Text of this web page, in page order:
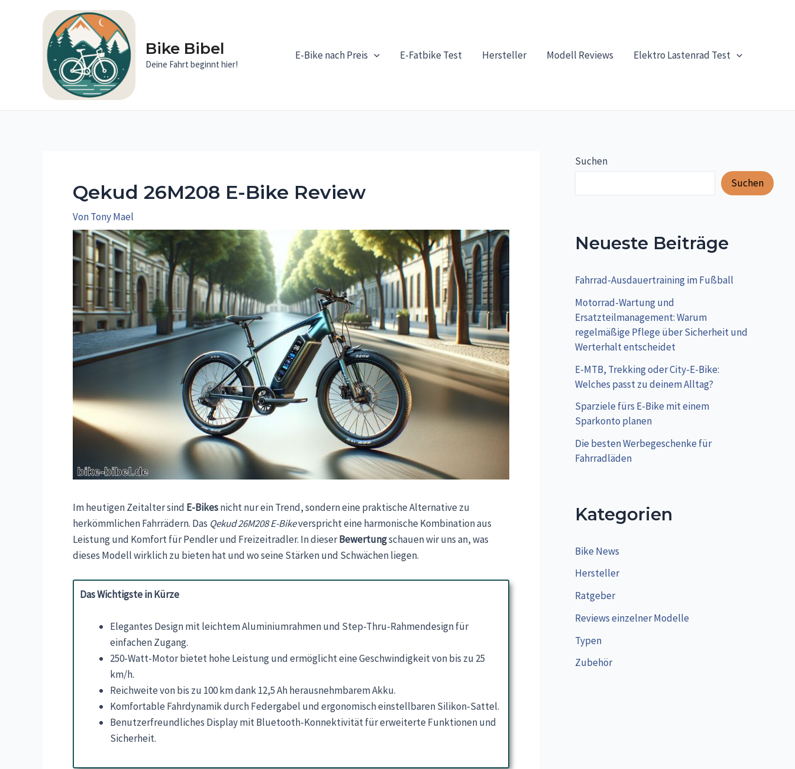
Bike Bibel
Deine Fahrt beginnt hier!
E-Bike nach Preis E-Fatbike Test Hersteller Modell Reviews Elektro Lastenrad Test
Qekud 26M208 E-Bike Review
VonTony Mael
Im heutigen Zeitalter sind E-Bikesnicht nur ein Trend, sondern eine praktische Alternative zu
herkömmlichen Fahrrädern. Das Qekud 26M208 E-Bikeverspricht eine harmonische Kombination aus
Leistung und Komfort für Pendler und Freizeitradler. In dieserBewertungschauen wir uns an, was
dieses Modell wirklich zu bieten hat und wo seine Stärken und Schwächen liegen.
Das Wichtigste in Kürze
Elegantes Design mit leichtem Aluminiumrahmen und Step-Thru-Rahmendesign für
einfachen Zugang.
250-Watt-Motor bietet hohe Leistung und ermöglicht eine Geschwindigkeit von bis zu 25
km/h.
Reichweite von bis zu 100 km dank 12,5 Ah herausnehmbarem Akku.
Komfortable Fahrdynamik durch Federgabel und ergonomisch einstellbaren Silikon-Sattel.
Benutzerfreundliches Display mit Bluetooth-Konnektivität für erweiterte Funktionen und
Sicherheit.
Suchen
Suchen
Neueste Beiträge
Fahrrad-Ausdauertraining im Fußball
Motorrad-Wartung und
Ersatzteilmanagement: Warum
regelmäßige Pflege über Sicherheit und
Werterhalt entscheidet
E-MTB, Trekking oder City-E-Bike:
Welches passt zu deinem Alltag?
Sparziele fürs E-Bike mit einem
Sparkonto planen
Die besten Werbegeschenke für
Fahrradläden
Kategorien
Bike News
Hersteller
Ratgeber
Reviews einzelner Modelle
Typen
Zubehör